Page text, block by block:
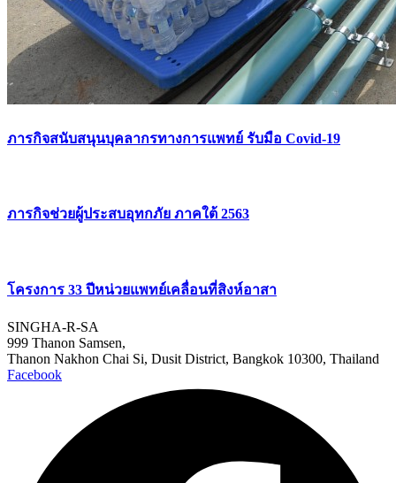
ภารกิจสนับสนุนบุคลากรทางการแพทย์ รับมือ Covid-19
ภารกิจช่วยผู้ประสบอุทกภัย ภาคใต้ 2563
โครงการ 33 ปีหน่วยแพทย์เคลื่อนที่สิงห์อาสา
SINGHA-R-SA
999 Thanon Samsen,
Thanon Nakhon Chai Si, Dusit District, Bangkok 10300, Thailand
Facebook